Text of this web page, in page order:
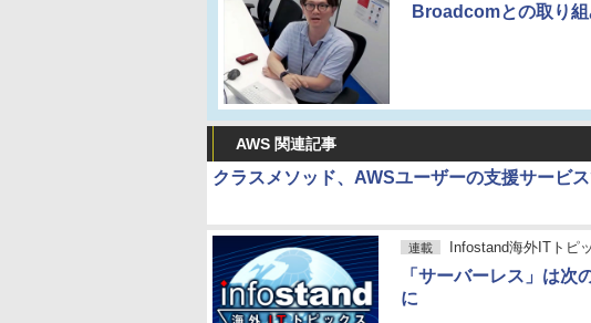
Broadcomとの取り組
AWS 関連記事
クラスメソッド、AWSユーザーの支援サービ
連載 Infostand海外ITトピ
「サーバーレス」は
に